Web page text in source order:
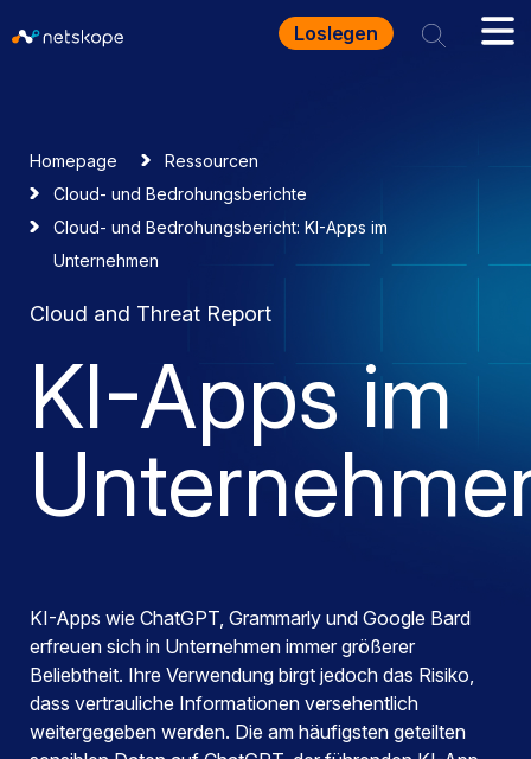
Loslegen
Homepage
Ressourcen
Cloud- und Bedrohungsberichte
Cloud- und Bedrohungsbericht: KI-Apps im
Unternehmen
Cloud and Threat Report
KI-Apps im
KI-Apps wie ChatGPT, Grammarly und Google Bard
erfreuen sich in Unternehmen immer größerer
Beliebtheit. Ihre Verwendung birgt jedoch das Risiko,
dass vertrauliche Informationen versehentlich
weitergegeben werden. Die am häufigsten geteilten